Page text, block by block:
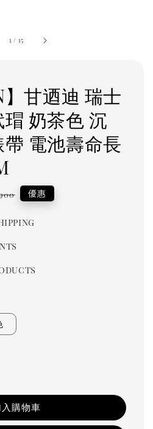
1 / 15
】甘迺迪 瑞士
奶茶色 沉
電池壽命長
優惠
入購物車